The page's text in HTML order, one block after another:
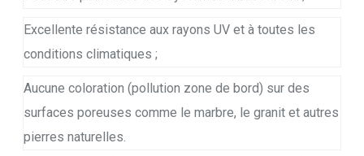
Excellente résistance aux rayons UV et à toutes les
conditions climatiques ;
Aucune coloration (pollution zone de bord) sur des
surfaces poreuses comme le marbre, le granit et autres
pierres naturelles.